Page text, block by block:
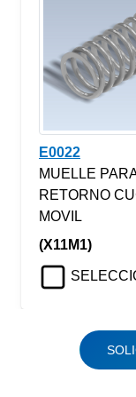
E0022
MUELLE
RETORNO
MOVIL
(X11M1)